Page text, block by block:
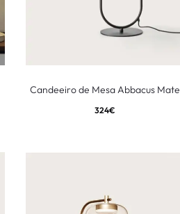
Candeeiro de Mesa Abbacus Mate
324€